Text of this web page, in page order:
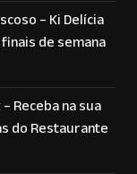
– Ki Delícia
de semana
Receba na sua
do Restaurante